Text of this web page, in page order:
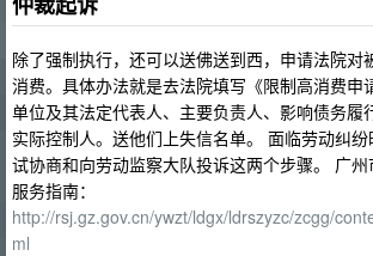
除了强制执行，还可以送佛送到西，申请法院对
消费。具体办法就是去法院填写《限制高消费申
单位及其法定代表人、主要负责人、影响债务履
实际控制人。送他们上失信名单。 面临劳动纠
试协商和向劳动监察大队投诉这两个步骤。 广
服务指南：
http://rsj.gz.gov.cn/ywzt/ldgx/ldrszyzc/zcgg/
ml